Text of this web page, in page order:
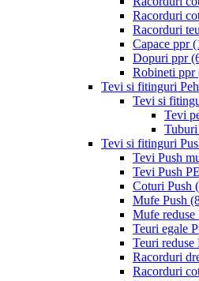
Racorduri
Racorduri
Capace ppr
Dopuri ppr
Robineti ppr
Tevi si fitinguri
Tevi si
Tevi
Tuburi
Tevi si fitinguri
Tevi Push
Tevi Push
Coturi Push
Mufe Push
Mufe reduse
Teuri egale
Teuri reduse
Racorduri
Racorduri